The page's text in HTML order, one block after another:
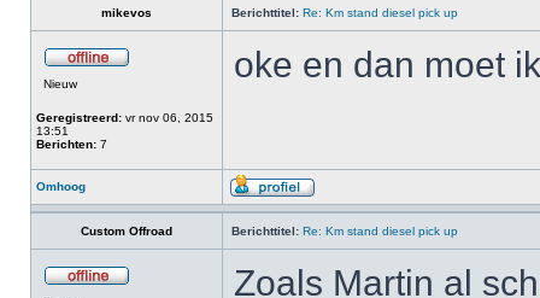
mikevos Berichttitel: Re: Km stand diesel pick up
Nieuw
Geregistreerd: vr nov 06, 2015
13:51
Berichten: 7
oke en dan moet
Omhoog
Custom Offroad Berichttitel: Re: Km stand diesel pick up
Zoals Martin al